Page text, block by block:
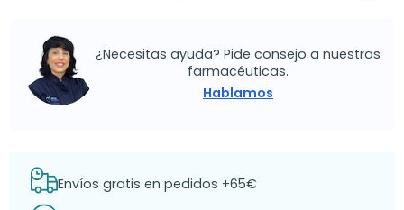
¿Necesitas ayuda? Pide consejo a nuestras
farmacéuticas.
Hablamos
Envíos gratis en pedidos +65€